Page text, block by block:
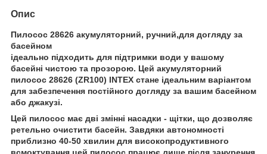
Опис
Пилосос 28626 акумуляторний, ручний,для догляду за
басейном
ідеально підходить для підтримки води у вашому
басейні чистою та прозорою. Цей акумуляторний
пилосос 28626 (ZR100) INTEX стане ідеальним варіантом
для забезпечення постійного догляду за вашим басейном
або джакузі.
Цей пилосос має дві змінні насадки - щітки, що дозволяє
ретельно очистити басейн. Завдяки автономності
приблизно 40-50 хвилин для високопродуктивного
всмоктування цей пилосос працює лише після занурення